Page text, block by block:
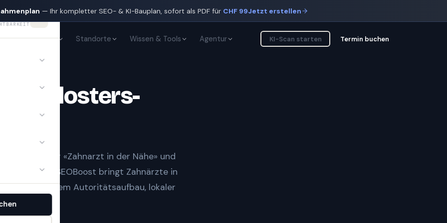
— Ihr kompletter SEO- & KI-Bauplan, sofort als PDF für CHF 99Jetzt erstellen
KI-Sichtbarkeit Standorte Wissen & Tools Agentur KI-Scan starten Termin buchen
inKlosters-
Notfall» oder «Zahnarzt in der Nähe» und
Treffern.
SEOBoost bringt Zahnärzte in
— mit sauberem Autoritätsaufbau, lokaler